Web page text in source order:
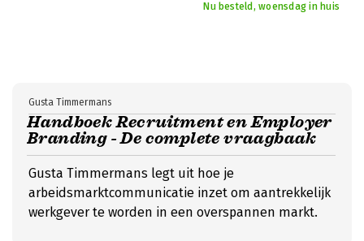
Nu besteld, woensdag in huis
Handboek Recruitment en Employer
Branding - De complete vraagbaak
Gusta Timmermans
Gusta Timmermans legt uit hoe je
arbeidsmarktcommunicatie inzet om aantrekkelijk
werkgever te worden in een overspannen markt.